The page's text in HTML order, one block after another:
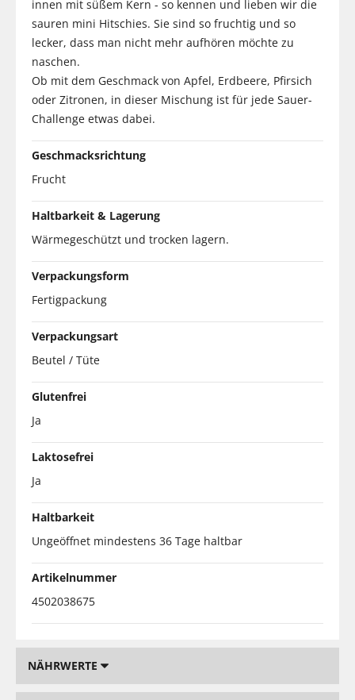
innen mit süßem Kern - so kennen und lieben wir die
sauren mini Hitschies. Sie sind so fruchtig und so
lecker, dass man nicht mehr aufhören möchte zu
naschen.
Ob mit dem Geschmack von Apfel, Erdbeere, Pfirsich
oder Zitronen, in dieser Mischung ist für jede Sauer-
Challenge etwas dabei.
Geschmacksrichtung
Frucht
Haltbarkeit & Lagerung
Wärmegeschützt und trocken lagern.
Verpackungsform
Fertigpackung
Verpackungsart
Beutel / Tüte
Glutenfrei
Ja
Laktosefrei
Ja
Haltbarkeit
Ungeöffnet mindestens 36 Tage haltbar
Artikelnummer
4502038675
NÄHRWERTE